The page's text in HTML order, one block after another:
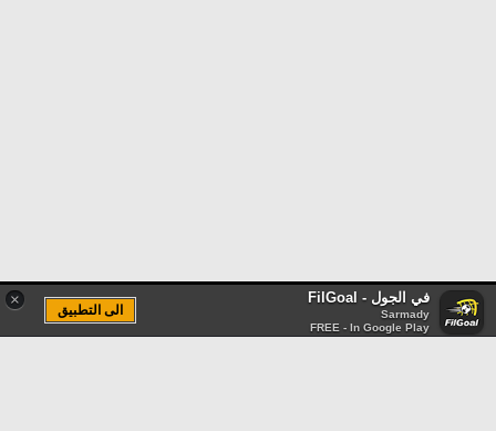
× في الجول - FilGoal
Sarmady
FREE - In Google Play
الى التطبيق